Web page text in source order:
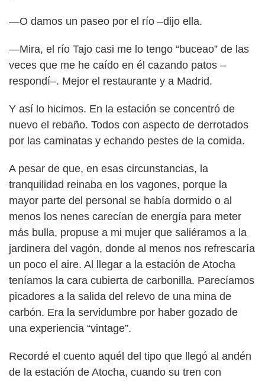
—O damos un paseo por el río –dijo ella.
—Mira, el río Tajo casi me lo tengo “buceao” de las
veces que me he caído en él cazando patos –
respondí–. Mejor el restaurante y a Madrid.
Y así lo hicimos. En la estación se concentró de
nuevo el rebaño. Todos con aspecto de derrotados
por las caminatas y echando pestes de la comida.
A pesar de que, en esas circunstancias, la
tranquilidad reinaba en los vagones, porque la
mayor parte del personal se había dormido o al
menos los nenes carecían de energía para meter
más bulla, propuse a mi mujer que saliéramos a la
jardinera del vagón, donde al menos nos refrescaría
un poco el aire. Al llegar a la estación de Atocha
teníamos la cara cubierta de carbonilla. Parecíamos
picadores a la salida del relevo de una mina de
carbón. Era la servidumbre por haber gozado de
una experiencia “vintage”.
Recordé el cuento aquél del tipo que llegó al andén
de la estación de Atocha, cuando su tren con